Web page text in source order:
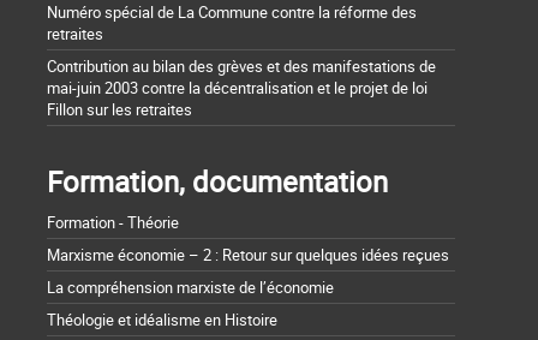
Numéro spécial de La Commune contre la réforme des
retraites
Contribution au bilan des grèves et des manifestations de
mai-juin 2003 contre la décentralisation et le projet de loi
Fillon sur les retraites
Formation, documentation
Formation - Théorie
Marxisme économie – 2 : Retour sur quelques idées reçues
La compréhension marxiste de l’économie
Théologie et idéalisme en Histoire